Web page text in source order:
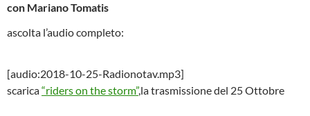
con Mariano Tomatis
ascolta l’audio completo:
[audio:2018-10-25-Radionotav.mp3]
scarica“riders on the storm”,la trasmissione del 25 Ottobre